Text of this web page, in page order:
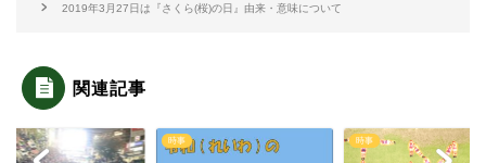
2019年3月27日は『さくら(桜)の日』由来・意味について
関連記事
時事 時事